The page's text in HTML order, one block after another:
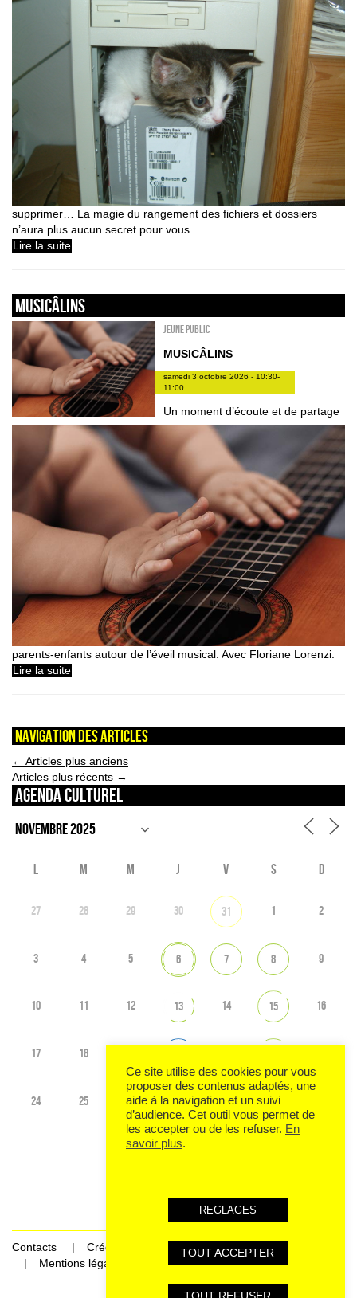
supprimer… La magie du rangement des fichiers et dossiers
n’aura plus aucun secret pour vous.
Lire la suite
Musicâlins
Jeune public
MUSICÂLINS
samedi 3 octobre 2026 - 10:30-
11:00
Un moment d’écoute et de partage
parents-enfants autour de l’éveil musical. Avec Floriane Lorenzi.
Lire la suite
Navigation des articles
← Articles plus anciens
Articles plus récents →
Agenda culturel
L M M J V S D
27 28 29 30 31 1 2
3 4 5 6 7 8 9
10 11 12 13 14 15 16
17 18
24 25 26 27 28 29
Contacts
Crédits
Mentions légales et données personnelles
Ce site utilise des cookies pour vous
proposer des contenus adaptés, une
aide à la navigation et un suivi
d’audience. Cet outil vous permet de
les accepter ou de les refuser. En
savoir plus.
REGLAGES
TOUT ACCEPTER